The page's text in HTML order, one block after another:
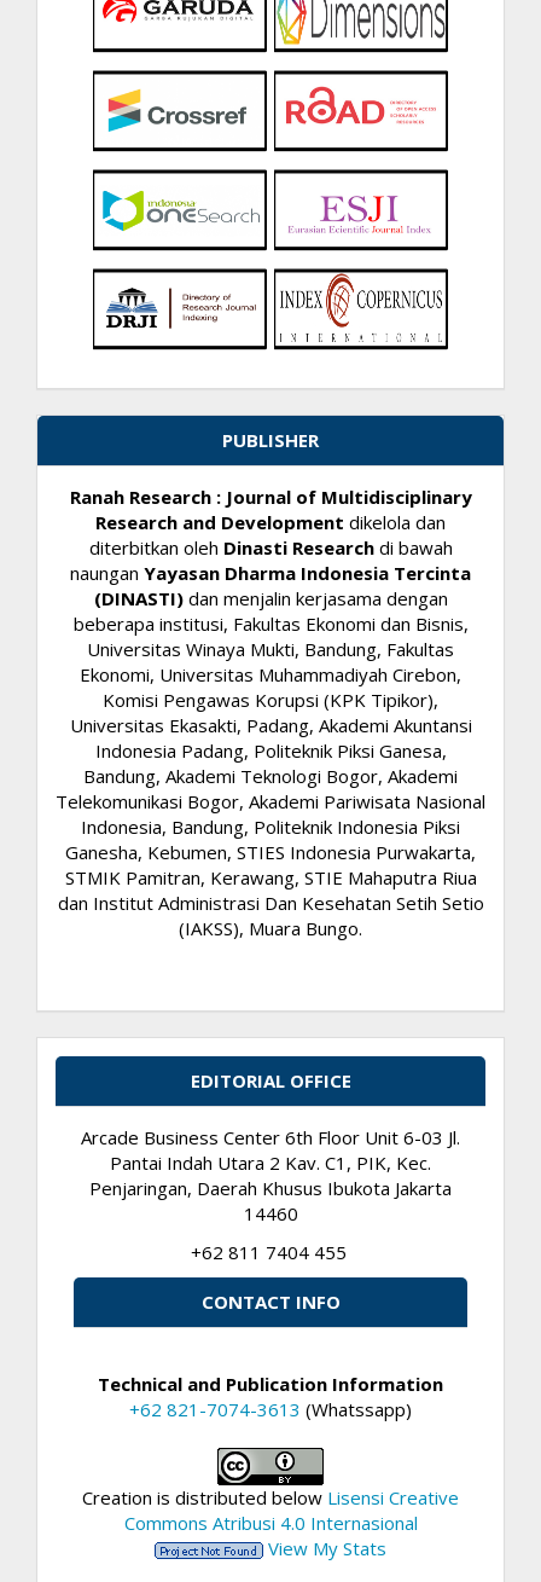
PUBLISHER
Ranah Research : Journal of Multidisciplinary
Research and Development dikelola dan
diterbitkan oleh Dinasti Research di bawah
naungan Yayasan Dharma Indonesia Tercinta
(DINASTI)dan menjalin kerjasama dengan
beberapa institusi, Fakultas Ekonomi dan Bisnis,
Universitas Winaya Mukti, Bandung, Fakultas
Ekonomi, Universitas Muhammadiyah Cirebon,
Komisi Pengawas Korupsi (KPK Tipikor),
Universitas Ekasakti, Padang, Akademi Akuntansi
Indonesia Padang, Politeknik Piksi Ganesa,
Bandung, Akademi Teknologi Bogor, Akademi
Telekomunikasi Bogor, Akademi Pariwisata Nasional
Indonesia, Bandung, Politeknik Indonesia Piksi
Ganesha, Kebumen, STIES Indonesia Purwakarta,
STMIK Pamitran, Kerawang, STIE Mahaputra Riua
dan Institut Administrasi Dan Kesehatan Setih Setio
(IAKSS), Muara Bungo.
EDITORIAL OFFICE
Arcade Business Center 6th Floor Unit 6-03 Jl.
Pantai Indah Utara 2 Kav. C1, PIK, Kec.
Penjaringan, Daerah Khusus Ibukota Jakarta
14460
+62 811 7404 455
CONTACT INFO
Technical and Publication Information
+62 821-7074-3613 (Whatssapp)
Creation is distributed below Lisensi Creative
Commons Atribusi 4.0 Internasional
View My Stats